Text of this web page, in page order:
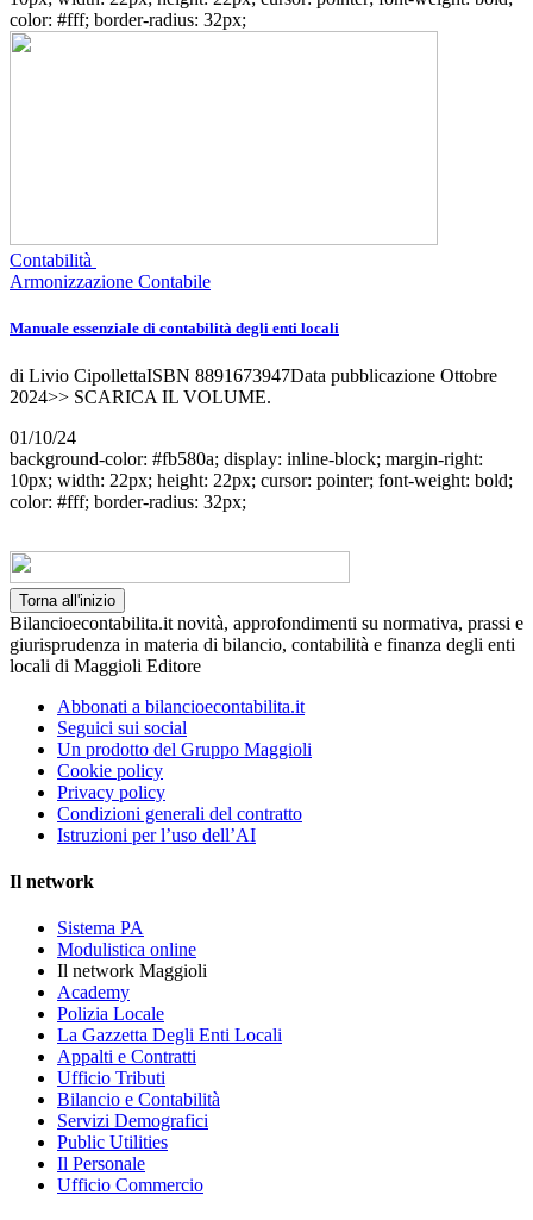
color: #fff; border-radius: 32px;
Contabilità
Armonizzazione Contabile
Manuale essenziale di contabilità degli enti locali
di Livio CipollettaISBN 8891673947Data pubblicazione Ottobre
2024>> SCARICA IL VOLUME.
01/10/24
background-color: #fb580a; display: inline-block; margin-right:
10px; width: 22px; height: 22px; cursor: pointer; font-weight: bold;
color: #fff; border-radius: 32px;
Torna all'inizio
Bilancioecontabilita.it novità, approfondimenti su normativa, prassi e
giurisprudenza in materia di bilancio, contabilità e finanza degli enti
locali di Maggioli Editore
Abbonati a bilancioecontabilita.it
Seguici sui social
Un prodotto del Gruppo Maggioli
Cookie policy
Privacy policy
Condizioni generali del contratto
Istruzioni per l’uso dell’AI
Il network
Sistema PA
Modulistica online
Il network Maggioli
Academy
Polizia Locale
La Gazzetta Degli Enti Locali
Appalti e Contratti
Ufficio Tributi
Bilancio e Contabilità
Servizi Demografici
Public Utilities
Il Personale
Ufficio Commercio